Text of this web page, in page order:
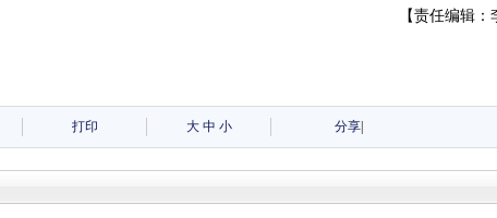
【责任编辑：
打印 大 中 小 分享